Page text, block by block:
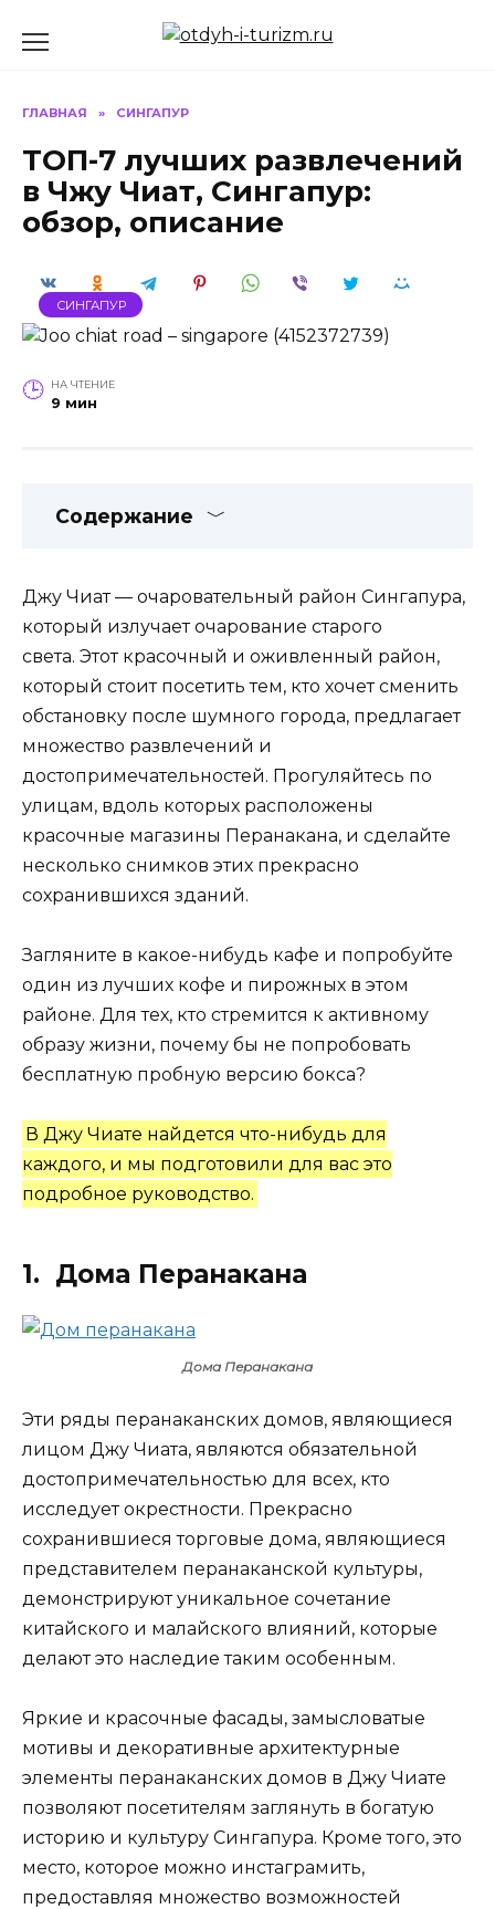
ГЛАВНАЯ » СИНГАПУР
ТОП-7 лучших развлечений
в Чжу Чиат, Сингапур:
обзор, описание
СИНГАПУР
НА ЧТЕНИЕ
9 мин
Содержание
Джу Чиат — очаровательный район Сингапура,
который излучает очарование старого
света. Этот красочный и оживленный район,
который стоит посетить тем, кто хочет сменить
обстановку после шумного города, предлагает
множество развлечений и
достопримечательностей. Прогуляйтесь по
улицам, вдоль которых расположены
красочные магазины Перанакана, и сделайте
несколько снимков этих прекрасно
сохранившихся зданий.
Загляните в какое-нибудь кафе и попробуйте
один из лучших кофе и пирожных в этом
районе. Для тех, кто стремится к активному
образу жизни, почему бы не попробовать
бесплатную пробную версию бокса?
В Джу Чиате найдется что-нибудь для
каждого, и мы подготовили для вас это
подробное руководство.
1. Дома Перанакана
Дома Перанакана
Эти ряды перанаканских домов, являющиеся
лицом Джу Чиата, являются обязательной
достопримечательностью для всех, кто
исследует окрестности. Прекрасно
сохранившиеся торговые дома, являющиеся
представителем перанаканской культуры,
демонстрируют уникальное сочетание
китайского и малайского влияний, которые
делают это наследие таким особенным.
Яркие и красочные фасады, замысловатые
мотивы и декоративные архитектурные
элементы перанаканских домов в Джу Чиате
позволяют посетителям заглянуть в богатую
историю и культуру Сингапура. Кроме того, это
место, которое можно инстаграмить,
предоставляя множество возможностей